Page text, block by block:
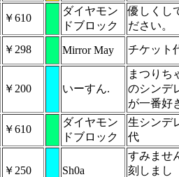
￥610
ダイヤモン
ドブロック
優しくし
ださい。
￥298 Mirror May チケット
￥200 いーすん.
まつりち
のシンデ
が一番好
￥610
ダイヤモン
ドブロック
生シンデ
代
￥250 Sh0a
すみませ
刻しまし